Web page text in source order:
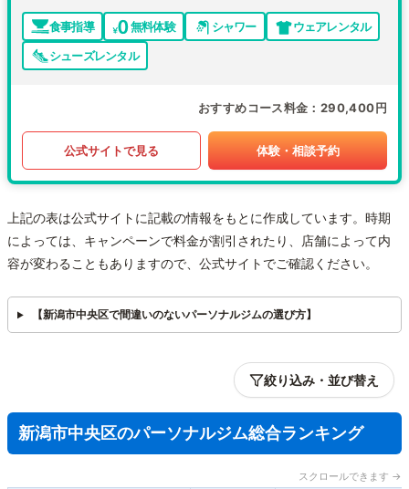
食事指導 無料体験 シャワー
ウェアレンタル
シューズレンタル
おすすめコース料金 290,400円
公式サイトで見る 体験・相談予約
上記の表は公式サイトに記載の情報をもとに作成しています。時期
によっては、キャンペーンで料金が割引されたり、店舗によって内
容が変わることもありますので、公式サイトでご確認ください。
【新潟市中央区で間違いのないパーソナルジムの選び方】
絞り込み・並び替え
新潟市中央区のパーソナルジム総合ランキング
スクロールできます →